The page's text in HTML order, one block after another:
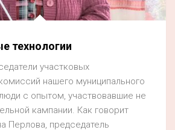
технологии
участковых
нашего муниципального
с опытом, участвовавшие не
кампании. Как говорит
Перлова, председатель